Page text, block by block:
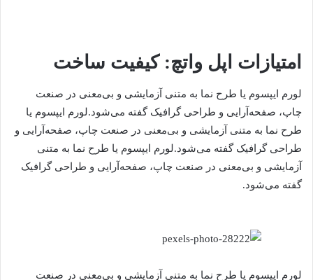
امتیازات اپل واتچ: کیفیت ساخت
لورم ایپسوم یا طرح‌ نما به متنی آزمایشی و بی‌معنی در صنعت
چاپ، صفحه‌آرایی و طراحی گرافیک گفته می‌شود.لورم ایپسوم یا
طرح‌ نما به متنی آزمایشی و بی‌معنی در صنعت چاپ، صفحه‌آرایی و
طراحی گرافیک گفته می‌شود.لورم ایپسوم یا طرح‌ نما به متنی
آزمایشی و بی‌معنی در صنعت چاپ، صفحه‌آرایی و طراحی گرافیک
گفته می‌شود.
لورم ایپسوم یا طرح‌ نما به متنی آزمایشی و بی‌معنی در صنعت